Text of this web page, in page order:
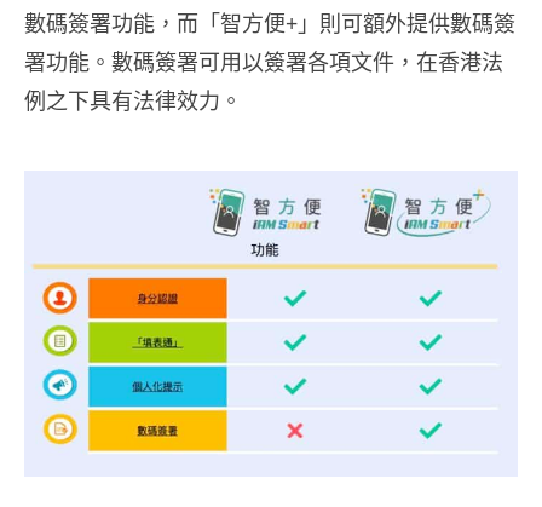
數碼簽署功能，而「智方便+」則可額外提供數碼簽
署功能。數碼簽署可用以簽署各項文件，在香港法
例之下具有法律效力。